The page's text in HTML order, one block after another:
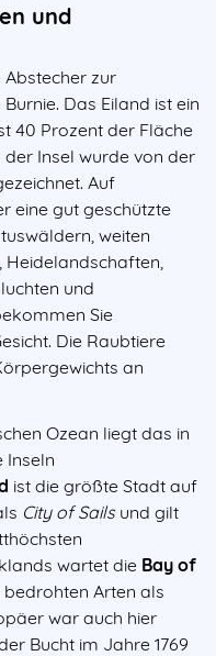
und
zur
Das Eiland ist ein
40 Prozent der Fläche
Insel wurde von der
Auf
eine gut geschützte
weiten
und
Sie
Die Raubtiere
an
Ozean liegt das in
Inseln
ist die größte Stadt auf
City of Sailsund gilt
wartet die Bay of
bedrohten Arten als
war auch hier
Bucht im Jahre 1769